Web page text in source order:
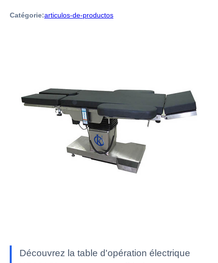
Catégorie:articulos-de-productos
Découvrez la table d'opération électrique